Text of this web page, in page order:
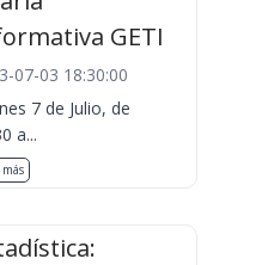
GETI
07-03 18:30:00
7 de Julio, de
a...
más